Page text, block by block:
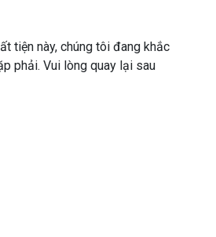
tiện này, chúng tôi đang khắc
phải. Vui lòng quay lại sau